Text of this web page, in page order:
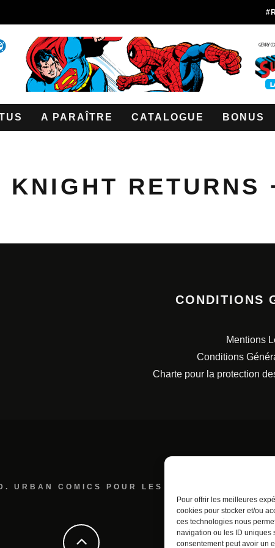
Pour offrir les meilleures
cookies pour stocker et/ou
ces technologies nous
navigation ou les ID uniques
consentement peut avoir un
A PARAÎTRE CATALOGUE BONUS
RETURNS
CONDITIONS
Mentions
Conditions
Charte pour la protection
URBAN COMICS POUR LES ÉDITIONS